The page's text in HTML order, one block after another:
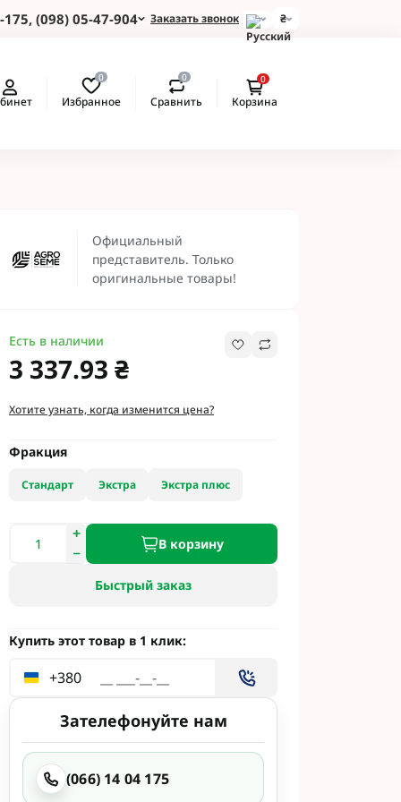
(098) 05-47-904 Заказать звонок ₴
0
Избранное
0
Сравнить
0
Корзина
под
Сингента Под
Раундап
для Пшеницы
для Подсолнуха
Картофеля
Пест ЮА
Укравит
Официальный
представитель. Только
оригинальные товары!
Есть в наличии
3 337.93 ₴
Хотите узнать, когда изменится цена?
Фракция
Стандарт Экстра Экстра плюс
В корзину
Быстрый заказ
Купить этот товар в 1 клик:
+380
Зателефонуйте нам
(066) 14 04 175